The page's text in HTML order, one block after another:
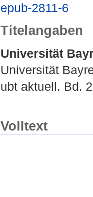
epub-2811-6
Titelangaben
Universität
Universität
ubt aktuell. Bd.
Volltext